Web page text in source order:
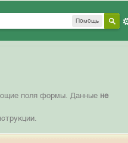
Помощь
поля формы. Данные не